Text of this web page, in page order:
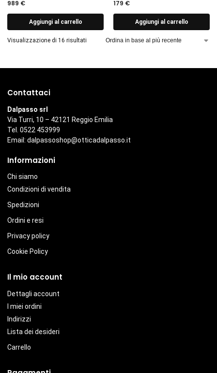
989 €
Aggiungi al carrello
179 €
Aggiungi al carrello
Visualizzazione di 16 risultati
Contattaci
Dalpasso srl
Via Turri, 10 – 42121 Reggio Emilia
Tel. 0522 453999
Email: dalpassoshop@otticadalpasso.it
Informazioni
Chi siamo
Condizioni di vendita
Spedizioni
Ordini e resi
Privacy policy
Cookie Policy
Il mio account
Dettagli account
I miei ordini
Indirizzi
Lista dei desideri
Carrello